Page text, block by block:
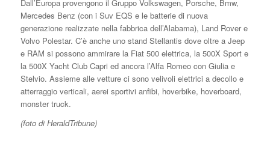
Dall’Europa provengono il Gruppo Volkswagen, Porsche, Bmw,
Mercedes Benz (con i Suv EQS e le batterie di nuova
generazione realizzate nella fabbrica dell’Alabama), Land Rover e
Volvo Polestar. C’è anche uno stand Stellantis dove oltre a Jeep
e RAM si possono ammirare la Fiat 500 elettrica, la 500X Sport e
la 500X Yacht Club Capri ed ancora l’Alfa Romeo con Giulia e
Stelvio. Assieme alle vetture ci sono velivoli elettrici a decollo e
atterraggio verticali, aerei sportivi anfibi, hoverbike, hoverboard,
monster truck.
(foto di HeraldTribune)